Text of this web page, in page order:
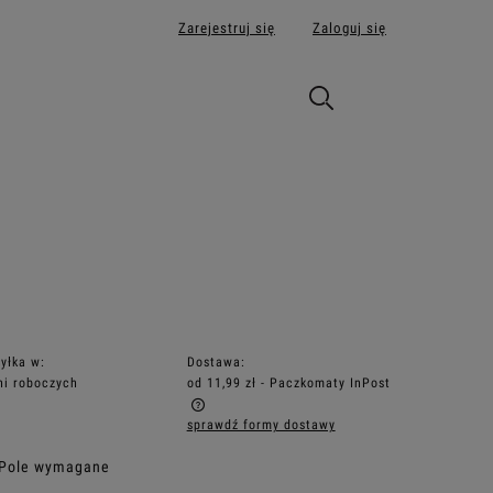
Zarejestruj się Zaloguj się
w:
roboczych
Dostawa:
od 11,99 zł - Paczkomaty InPost
sprawdź formy dostawy
wymagane